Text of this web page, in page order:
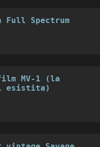
Spectrum
MV-1 (la
esistita)